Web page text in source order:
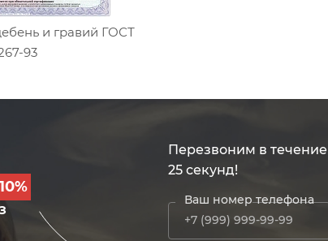
и гравий ГОСТ
93
Перезвоним в течение
25 секунд!
Ваш номер телефона